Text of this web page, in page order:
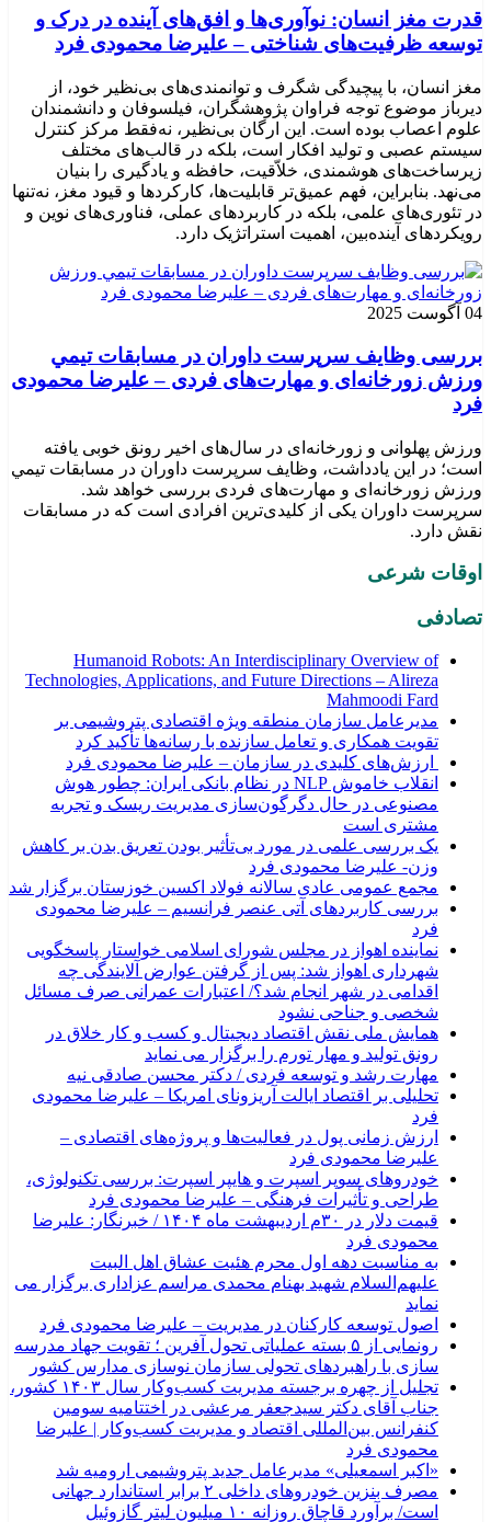
قدرت مغز انسان: نوآوری‌ها و افق‌های آینده در درک و
توسعه ظرفیت‌های شناختی – علیرضا محمودی فرد
مغز انسان، با پیچیدگی شگرف و توانمندی‌های بی‌نظیر خود، از
دیرباز موضوع توجه فراوان پژوهشگران، فیلسوفان و دانشمندان
علوم اعصاب بوده است. این ارگان بی‌نظیر، نه‌فقط مرکز کنترل
سیستم عصبی و تولید افکار است، بلکه در قالب‌های مختلف
زیرساخت‌های هوشمندی، خلاّقیت، حافظه و یادگیری را بنیان
می‌نهد. بنابراین، فهم عمیق‌تر قابلیت‌ها، کارکردها و قیود مغز، نه‌تنها
در تئوری‌های علمی، بلکه در کاربردهای عملی، فناوری‌های نوین و
رویکردهای آینده‌بین، اهمیت استراتژیک دارد.
04 آگوست 2025
بررسی وظايف سرپرست داوران در مسابقات تیمي
ورزش زورخانه‌ای و مهارت‌های فردی – علیرضا محمودی
فرد
ورزش پهلوانی و زورخانه‌ای در سال‌های اخیر رونق خوبی یافته
است؛ در این یادداشت، وظایف سرپرست داوران در مسابقات تیمي
ورزش زورخانه‌ای و مهارت‌های فردی بررسی خواهد شد.
سرپرست داوران یکی از کلیدی‌ترین افرادی است که در مسابقات
نقش دارد.
اوقات شرعی
تصادفی
Humanoid Robots: An Interdisciplinary Overview of
Technologies, Applications, and Future Directions – Alireza
Mahmoodi Fard
مدیرعامل سازمان منطقه ویژه اقتصادی پتروشیمی بر
تقویت همکاری و تعامل سازنده با رسانه‌ها تأکید کرد
ارزش‌های کلیدی در سازمان – علیرضا محمودی فرد
انقلاب خاموش NLP در نظام بانکی ایران: چطور هوش
مصنوعی در حال دگرگون‌سازی مدیریت ریسک و تجربه
مشتری است
یک بررسی علمی در مورد بی‌تأثیر بودن تعریق بدن بر کاهش
وزن- علیرضا محمودی فرد
مجمع عمومی عادی سالانه فولاد اکسین خوزستان برگزار شد
بررسی کاربردهای آتی عنصر فرانسیم – علیرضا محمودی
فرد
نماینده اهواز در مجلس شورای اسلامی خواستار پاسخگویی
شهرداری اهواز شد: پس از گرفتن عوارض آلایندگی چه
اقدامی در شهر انجام شد؟/ اعتبارات عمرانی صرف مسائل
شخصی و جناحی نشود
همایش ملی نقش اقتصاد دیجیتال و کسب و کار خلاق در
رونق تولید و مهار تورم را برگزار می نماید
مهارت رشد و توسعه فردی / دکتر محسن صادقی نیه
تحلیلی بر اقتصاد ایالت آریزونای امریکا – علیرضا محمودی
فرد
ارزش زمانی پول در فعالیت‌ها و پروژه‌های اقتصادی –
علیرضا محمودی فرد
خودروهای سوپر اسپرت و هایپر اسپرت: بررسی تکنولوژی،
طراحی و تأثیرات فرهنگی – علیرضا محمودی فرد
قیمت دلار در ۳۰م اردیبهشت ماه ۱۴۰۴ / خبرنگار: علیرضا
محمودی فرد
به مناسبت دهه اول محرم هئیت عشاق اهل البیت
علیهم‌السلام شهید بهنام محمدی مراسم عزاداری برگزار می
نماید
اصول توسعه کارکنان در مدیریت – علیرضا محمودی فرد
رونمایی از ۵ بسته عملیاتی تحول آفرین ؛ تقویت جهاد مدرسه
سازی با راهبردهای تحولی سازمان نوسازی مدارس کشور
تجلیل از چهره برجسته مدیریت کسب‌وکار سال ۱۴۰۳ کشور،
جناب آقای دکتر سیدجعفر مرعشی در اختتامیه سومین
کنفرانس بین‌المللی اقتصاد و مدیریت کسب‌وکار | علیرضا
محمودی فرد
«اکبر اسمعیلی» مدیرعامل جدید پتروشیمی ارومیه شد
مصرف بنزین خودروهای داخلی ۲ برابر استاندارد جهانی
است/ برآورد قاچاق روزانه ۱۰ میلیون لیتر گازوئیل